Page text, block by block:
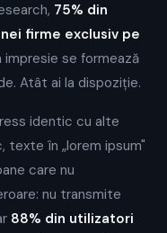
75% din
firme exclusiv pe
impresie se formează
Atât ai la dispoziție.
identic cu alte
în „lorem ipsum"
care nu
nu transmite
88% din utilizatori